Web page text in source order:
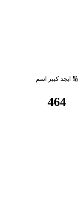
🔢 ابجد کبیر اسم
464